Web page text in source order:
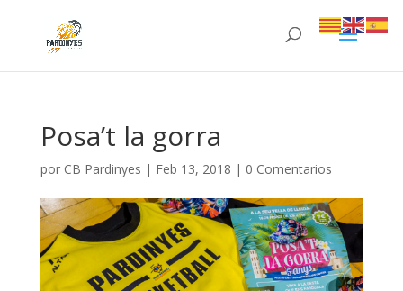
Posa’t la gorra
por CB Pardinyes | Feb 13, 2018 | 0 Comentarios